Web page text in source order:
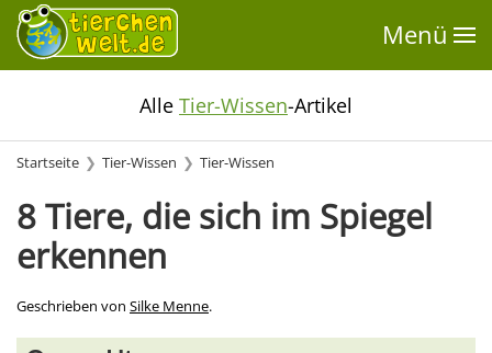
Menü
Alle Tier-Wissen-Artikel
Startseite Tier-Wissen Tier-Wissen
8 Tiere, die sich im Spiegel
erkennen
Geschrieben von Silke Menne.